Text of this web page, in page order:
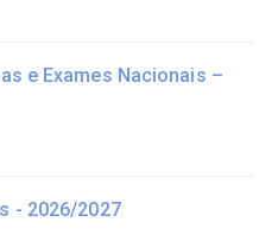
e Exames Nacionais –
- 2026/2027